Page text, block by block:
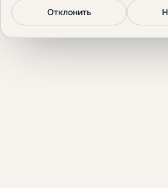
Отклонить